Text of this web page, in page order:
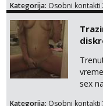
Kategorija: Osobni kontakti
sex
Kategorija: Osobni kontakti